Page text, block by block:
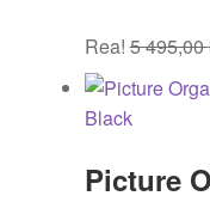
Rea! 5 495,00
Picture